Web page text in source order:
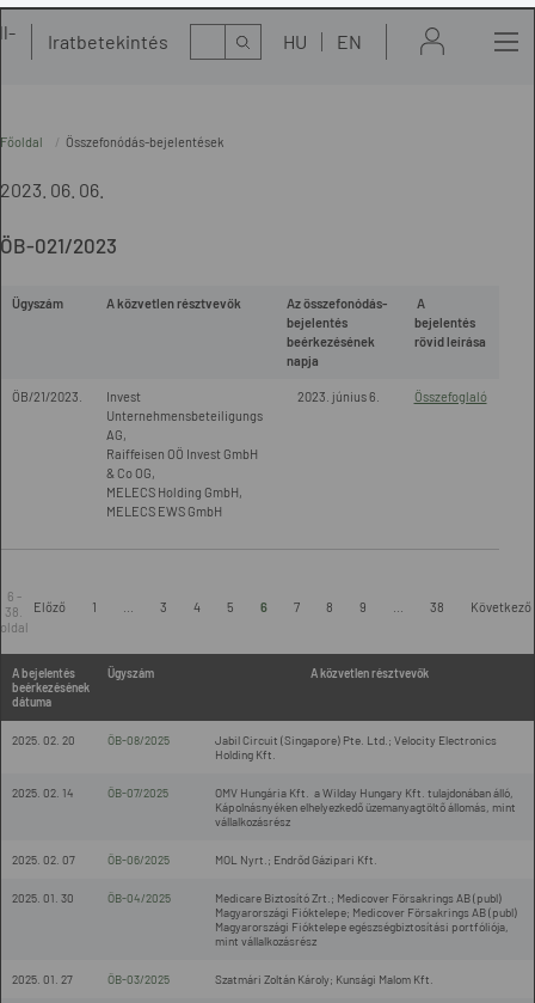
Iratbetekintés Kereső HU EN
Főoldal Összefonódás-bejelentések
2023. 06. 06.
ÖB-021/2023
Ügyszám A közvetlen résztvevők
Az összefonódás-
bejelentés
beérkezésének
napja
A
bejelentés
rövid leírása
ÖB/21/2023.
Invest
Unternehmensbeteiligungs
AG,
Raiffeisen OÖ Invest GmbH
& Co OG,
MELECS Holding GmbH,
MELECS EWS GmbH
2023. június 6. Összefoglaló
6 -
38.
oldal
Előző 1 3 4 5 6 7 8 9 38 Következő
A bejelentés
beérkezésének
dátuma
Ügyszám A közvetlen résztvevők
2025. 02. 20 ÖB-08/2025
Jabil Circuit (Singapore) Pte. Ltd.; Velocity Electronics
Holding Kft.
2025. 02. 14 ÖB-07/2025
OMV Hungária Kft. a Wilday Hungary Kft. tulajdonában álló,
Kápolnásnyéken elhelyezkedő üzemanyagtöltő állomás, mint
vállalkozásrész
2025. 02. 07 ÖB-06/2025 MOL Nyrt.; Endrőd Gázipari Kft.
2025. 01. 30 ÖB-04/2025
Medicare Biztosító Zrt.; Medicover Försakrings AB (publ)
Magyarországi Fióktelepe; Medicover Försakrings AB (publ)
Magyarországi Fióktelepe egészségbiztosítási portfóliója,
mint vállalkozásrész
2025. 01. 27 ÖB-03/2025 Szatmári Zoltán Károly; Kunsági Malom Kft.